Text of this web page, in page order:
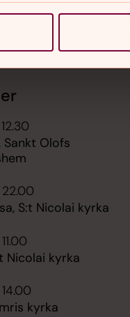
Sankt Olofs
S:t Nicolai kyrka
Nicolai kyrka
kyrka